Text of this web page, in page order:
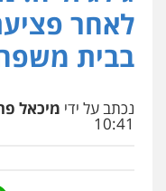
פלילי
פלילי
קטינים
לאחר
בבית
נכתב על ידי מיכאל
10:41